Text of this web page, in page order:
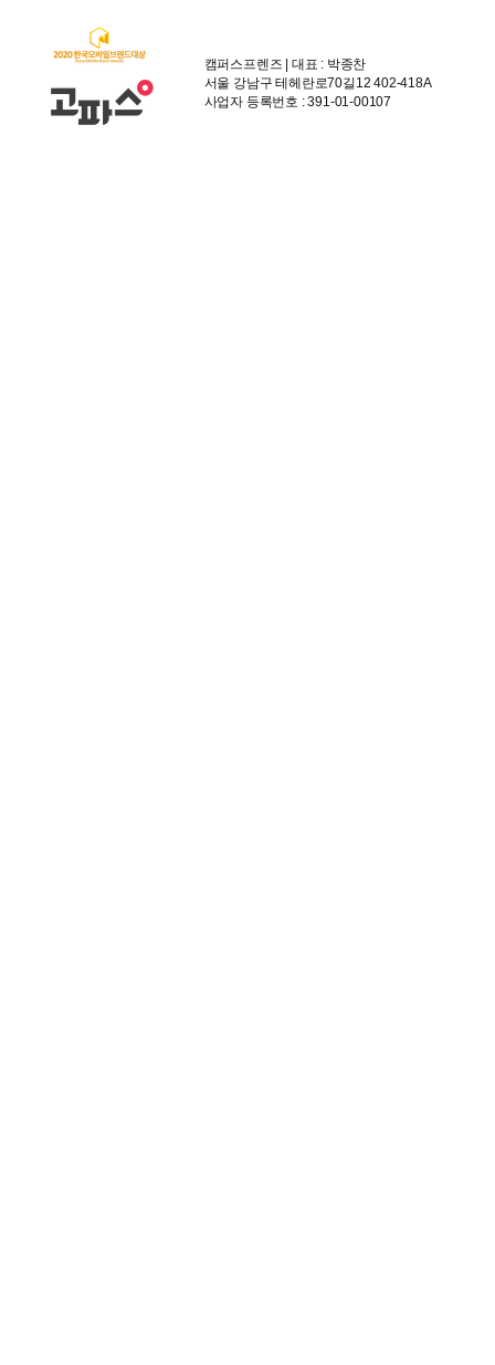
캠퍼스프렌즈 | 대표 : 박종찬
서울 강남구 테헤란로70길12 402-418A
사업자 등록번호 : 391-01-00107